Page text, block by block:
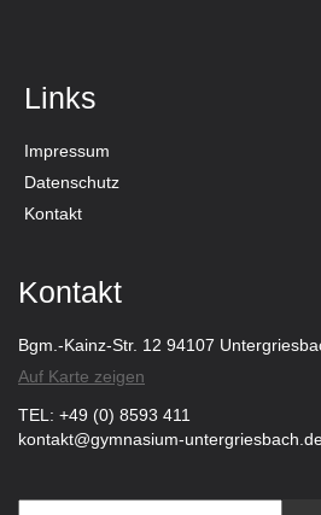
Links
Impressum
Datenschutz
Kontakt
Kontakt
Bgm.-Kainz-Str. 12 94107
Auf Karte zeigen
TEL: +49 (0) 8593 411
kontakt@gymnasium-